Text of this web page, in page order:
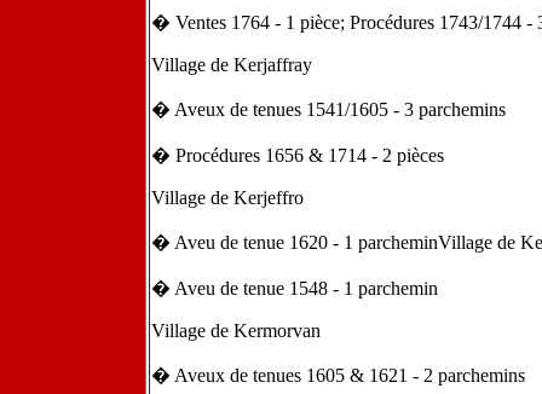
� Ventes 1764 - 1 pièce; Procédures 1743/1744 -
Village de Kerjaffray
� Aveux de tenues 1541/1605 - 3 parchemins
� Procédures 1656 & 1714 - 2 pièces
Village de Kerjeffro
� Aveu de tenue 1620 - 1 parcheminVillage de
� Aveu de tenue 1548 - 1 parchemin
Village de Kermorvan
� Aveux de tenues 1605 & 1621 - 2 parchemins